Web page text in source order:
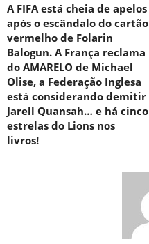
A FIFA está cheia de apelos
após o escândalo do cartão
vermelho de Folarin
Balogun. A França reclama
do AMARELO de Michael
Olise, a Federação Inglesa
está considerando demitir
Jarell Quansah… e há cinco
estrelas do Lions nos
livros!